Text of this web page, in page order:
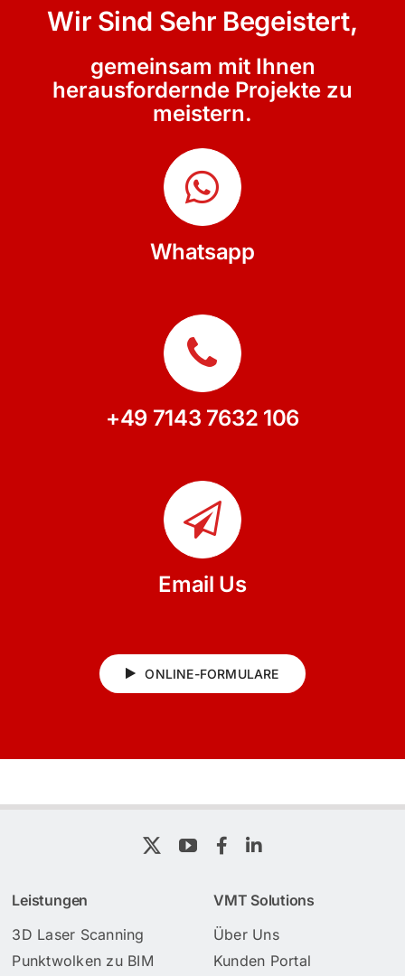
Wir Sind Sehr Begeistert,
gemeinsam mit Ihnen
herausfordernde Projekte zu
meistern.
Whatsapp
+49 7143 7632 106
Email Us
ONLINE-FORMULARE
Leistungen
3D Laser Scanning
Punktwolken zu BIM
VMT Solutions
Über Uns
Kunden Portal